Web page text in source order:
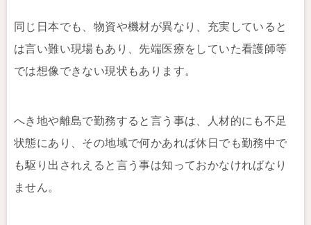
同じ日本でも、物資や機材が異なり、充実していると
は言い難い現場もあり、先端医療をしていた看護師等
では想像できない現状もあります。
へき地や離島で勤務すると言う事は、人材的にも不足
状態にあり、その地域で何かあれば休日でも勤務中で
も駆り出されえると言う事は知っておかなければなり
ません。